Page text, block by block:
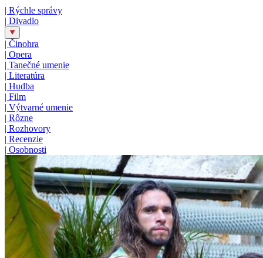
| Rýchle správy
| Divadlo
| Činohra
| Opera
| Tanečné umenie
| Literatúra
| Hudba
| Film
| Výtvarné umenie
| Rôzne
| Rozhovory
| Recenzie
| Osobnosti